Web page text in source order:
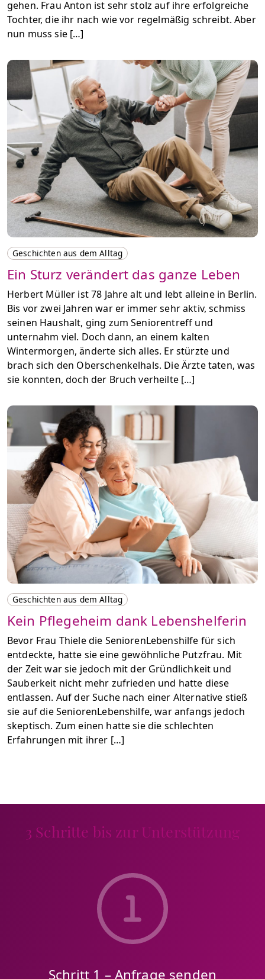
gehen. Frau Anton ist sehr stolz auf ihre erfolgreiche
Tochter, die ihr nach wie vor regelmäßig schreibt. Aber
nun muss sie […]
Geschichten aus dem Alltag
Ein Sturz verändert das ganze Leben
Herbert Müller ist 78 Jahre alt und lebt alleine in Berlin.
Bis vor zwei Jahren war er immer sehr aktiv, schmiss
seinen Haushalt, ging zum Seniorentreff und
unternahm viel. Doch dann, an einem kalten
Wintermorgen, änderte sich alles. Er stürzte und
brach sich den Oberschenkelhals. Die Ärzte taten, was
sie konnten, doch der Bruch verheilte […]
Geschichten aus dem Alltag
Kein Pflegeheim dank Lebenshelferin
Bevor Frau Thiele die SeniorenLebenshilfe für sich
entdeckte, hatte sie eine gewöhnliche Putzfrau. Mit
der Zeit war sie jedoch mit der Gründlichkeit und
Sauberkeit nicht mehr zufrieden und hatte diese
entlassen. Auf der Suche nach einer Alternative stieß
sie auf die SeniorenLebenshilfe, war anfangs jedoch
skeptisch. Zum einen hatte sie die schlechten
Erfahrungen mit ihrer […]
3 Schritte bis zur Unterstützung
Schritt 1 – Anfrage senden